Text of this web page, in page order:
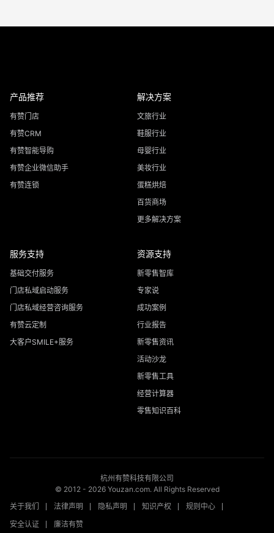
产品推荐
有赞门店
有赞CRM
有赞智能导购
有赞企业微信助手
有赞连锁
解决方案
文旅行业
鞋服行业
母婴行业
美妆行业
蛋糕烘焙
百货商场
更多解决方案
服务支持
基础交付服务
门店私域启动服务
门店私域经营咨询服务
有赞云定制
大客户SMILE+服务
资源支持
新零售智库
专家说
成功案例
行业报告
新零售资讯
活动沙龙
新零售工具
经营计算器
零售知识百科
杭州有赞科技有限公司
© 2012 - 2026Youzan.com. All Rights Reserved
关于我们
法律声明 隐私声明 知识产权
规则中心
安全认证
廉洁有赞